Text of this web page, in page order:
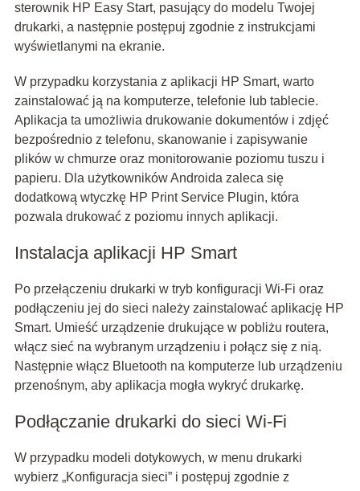
sterownik HP Easy Start, pasujący do modelu Twojej
drukarki, a następnie postępuj zgodnie z instrukcjami
wyświetlanymi na ekranie.
W przypadku korzystania z aplikacji HP Smart, warto
zainstalować ją na komputerze, telefonie lub tablecie.
Aplikacja ta umożliwia drukowanie dokumentów i zdjęć
bezpośrednio z telefonu, skanowanie i zapisywanie
plików w chmurze oraz monitorowanie poziomu tuszu i
papieru. Dla użytkowników Androida zaleca się
dodatkową wtyczkę HP Print Service Plugin, która
pozwala drukować z poziomu innych aplikacji.
Instalacja aplikacji HP Smart
Po przełączeniu drukarki w tryb konfiguracji Wi-Fi oraz
podłączeniu jej do sieci należy zainstalować aplikację HP
Smart. Umieść urządzenie drukujące w pobliżu routera,
włącz sieć na wybranym urządzeniu i połącz się z nią.
Następnie włącz Bluetooth na komputerze lub urządzeniu
przenośnym, aby aplikacja mogła wykryć drukarkę.
Podłączanie drukarki do sieci Wi-Fi
W przypadku modeli dotykowych, w menu drukarki
wybierz „Konfiguracja sieci” i postępuj zgodnie z